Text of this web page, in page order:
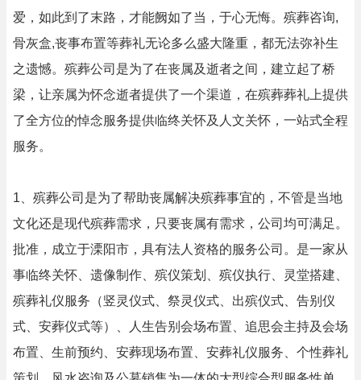
爱，如此到了末路，才能阙如了当，于心无悔。殡葬咨询,
骨灰盒,丧事布置等葬礼无论多么盛大隆重，都无法弥补生
之遗憾。殡葬公司是为了在丧属及逝者之间，建立起了桥
梁，让亲属为怀念逝者提供了一个渠道，在殡葬葬礼上提供
了全方位的悼念服务提供临终关怀及人文关怀，一站式全程
服务。
1、殡葬公司是为了帮助丧属解决殡葬事宜的，不管是当地
文化还是现代殡葬需求，只要丧属有需求，公司均可满足。
批准，成立于溧阳市，具有法人资格的服务公司。是一家从
事临终关怀、遗像制作、殡仪策划、殡仪执行、灵堂搭建、
殡葬礼仪服务（竖灵仪式、祭灵仪式、出殡仪式、告别仪
式、安葬仪式等）、人生告别会场布置、追思会主持及会场
布置、生前预约、安葬现场布置、安葬礼仪服务、个性葬礼